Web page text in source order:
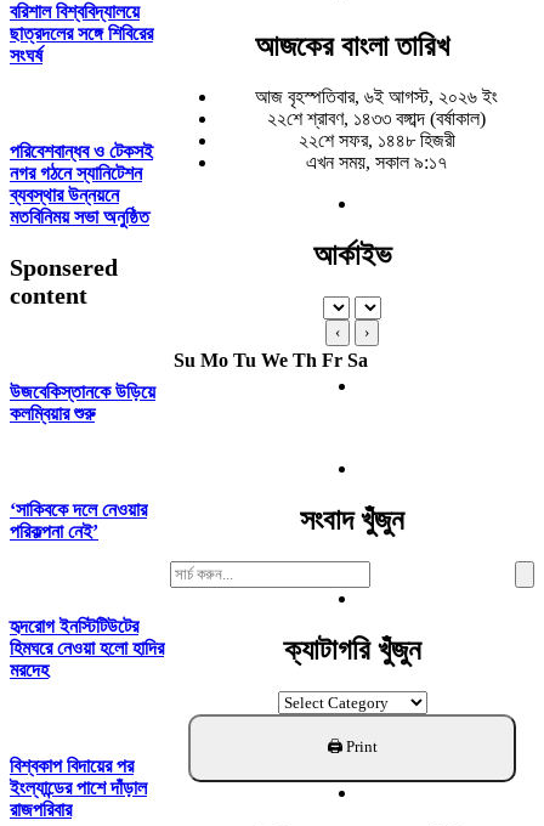
বরিশাল বিশ্ববিদ্যালয়ে
ছাত্রদলের সঙ্গে শিবিরের
সংঘর্ষ
পরিবেশবান্ধব ও টেকসই
নগর গঠনে স্যানিটেশন
ব্যবস্থার উন্নয়নে
মতবিনিময় সভা অনুষ্ঠিত
Sponsered
content
উজবেকিস্তানকে উড়িয়ে
কলম্বিয়ার শুরু
‘সাকিবকে দলে নেওয়ার
পরিকল্পনা নেই’
হৃদরোগ ইনস্টিটিউটের
হিমঘরে নেওয়া হলো হাদির
মরদেহ
বিশ্বকাপ বিদায়ের পর
ইংল্যান্ডের পাশে দাঁড়াল
রাজপরিবার
আজকের বাংলা তারিখ
আজ বৃহস্পতিবার, ৬ই আগস্ট, ২০২৬ ইং
২২শে শ্রাবণ, ১৪৩৩ বঙ্গাব্দ (বর্ষাকাল)
২২শে সফর, ১৪৪৮ হিজরী
এখন সময়, সকাল ৯:১৭
আর্কাইভ
‹ ›
Su Mo Tu We Th Fr Sa
সংবাদ খুঁজুন
Search
For:
ক্যাটাগরি খুঁজুন
ক্যাটাগরি
খুঁজুন